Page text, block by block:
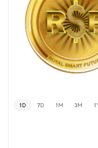
1D 7D 1M 3M